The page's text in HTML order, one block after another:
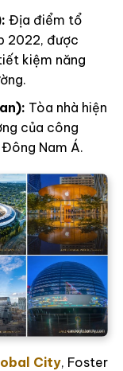
Địa điểm tổ
2022, được
kiệm năng
Tòa nhà hiện
của công
Nam Á.
City, Foster